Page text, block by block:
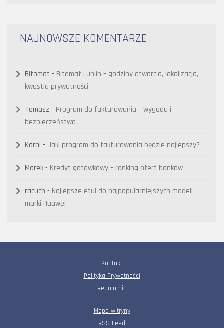
NAJNOWSZE KOMENTARZE
Bitomat - Bitomat Lublin – godziny otwarcia, lokalizacja,
kwestia prywatności
Tomasz - Program do fakturowania – wygoda i
bezpieczeństwo
Karol - Jaki program do fakturowania będzie najlepszy?
Marek - Kredyt gotówkowy – ranking ofert banków
racuch - Najlepsze etui do najpopularniejszych modeli
marki Huawei
Kontakt
Polityka Prywatności
Regulamin
Mapa witryny
RSS Feed